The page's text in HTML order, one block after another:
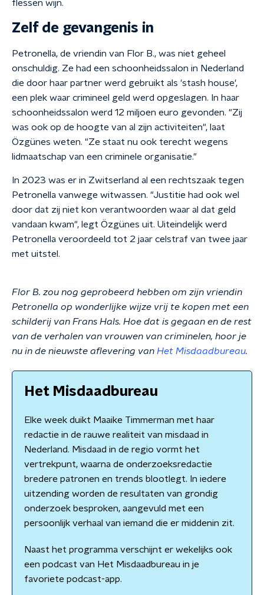
flessen wijn.
Zelf de gevangenis in
Petronella, de vriendin van Flor B., was niet geheel
onschuldig. Ze had een schoonheidssalon in Nederland
die door haar partner werd gebruikt als 'stash house',
een plek waar crimineel geld werd opgeslagen. In haar
schoonheidssalon werd 12 miljoen euro gevonden. "Zij
was ook op de hoogte van al zijn activiteiten", laat
Özgünes weten. "Ze staat nu ook terecht wegens
lidmaatschap van een criminele organisatie."
In 2023 was er in Zwitserland al een rechtszaak tegen
Petronella vanwege witwassen. "Justitie had ook wel
door dat zij niet kon verantwoorden waar al dat geld
vandaan kwam", legt Özgünes uit. Uiteindelijk werd
Petronella veroordeeld tot 2 jaar celstraf van twee jaar
met uitstel.
Flor B. zou nog geprobeerd hebben om zijn vriendin
Petronella op wonderlijke wijze vrij te kopen met een
schilderij van Frans Hals. Hoe dat is gegaan en de rest
van de verhalen van vrouwen van criminelen, hoor je
nu in de nieuwste aflevering van Het Misdaadbureau.
Het Misdaadbureau
Elke week duikt Maaike Timmerman met haar
redactie in de rauwe realiteit van misdaad in
Nederland. Misdaad in de regio vormt het
vertrekpunt, waarna de onderzoeksredactie
bredere patronen en trends blootlegt. In iedere
uitzending worden de resultaten van grondig
onderzoek besproken, aangevuld met een
persoonlijk verhaal van iemand die er middenin zit.
Naast het programma verschijnt er wekelijks ook
een podcast van Het Misdaadbureau in je
favoriete podcast-app.